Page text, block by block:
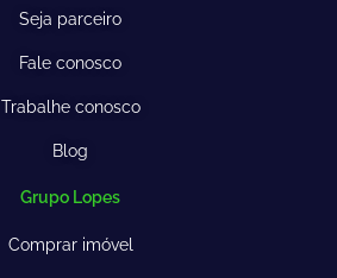
Seja parceiro
Fale conosco
Trabalhe conosco
Blog
Grupo Lopes
Comprar imóvel